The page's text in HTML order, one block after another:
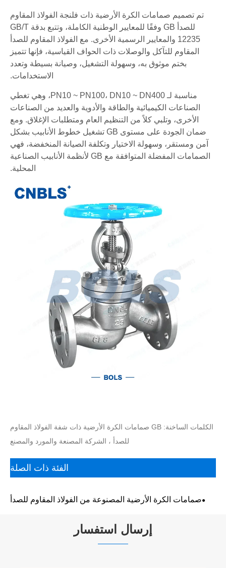
تم تصميم صمامات الكرة الأرضية ذات فلنجة الفولاذ المقاوم
للصدأ GB وفقًا للمعايير الوطنية الكاملة، وتتبع بدقة GB/T
12235 والمعايير الرسمية الأخرى. مع الفولاذ المقاوم للصدأ
المقاوم للتآكل والوصلات ذات الحواف القياسية، فإنها تتميز
بختم موثوق به، وسهولة التشغيل، وصيانة بسيطة وتعدد
الاستخدامات.
مناسبة لـ PN10 ~ PN100، DN10 ~ DN400، وهي تغطي
الصناعات الكيميائية والطاقة والأدوية والعديد من الصناعات
الأخرى، وتلبي كلاً من التنظيم العام ومتطلبات الإغلاق. ومع
ضمان الجودة على مستوى GB تشغيل خطوط الأنابيب بشكل
آمن ومستقر، وسهولة الاختيار وتكلفة الصيانة المنخفضة، فهي
الصمامات المفضلة المتوافقة مع GB لأنظمة الأنابيب الصناعية
المحلية.
الكلمات الساخنة: GB صمامات الكرة الأرضية ذات شفة الفولاذ المقاوم
للصدأ ، الشركة المصنعة والمورد والمصنع
الفئة ذات الصلة
صمامات الكرة الأرضية المصنوعة من الفولاذ المقاوم للصدأ
إرسال استفسار